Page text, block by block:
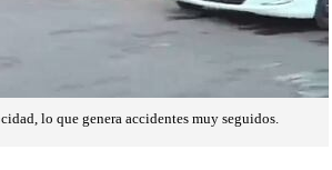
lo que genera accidentes muy seguidos.